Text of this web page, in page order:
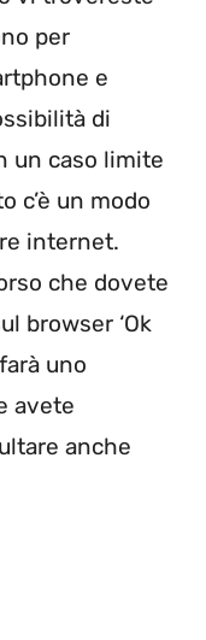
per
e
di
un caso limite
c’è un modo
internet.
che dovete
browser ‘Ok
uno
avete
anche